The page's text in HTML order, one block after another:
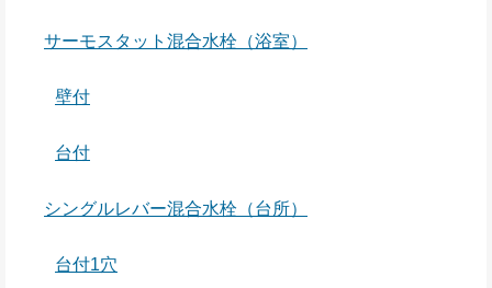
サーモスタット混合水栓（浴室）
壁付
台付
シングルレバー混合水栓（台所）
台付1穴